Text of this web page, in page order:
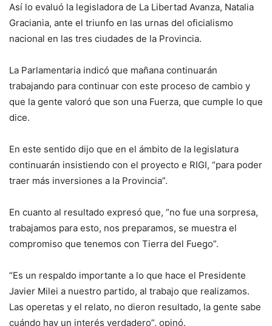
Así lo evaluó la legisladora de La Libertad Avanza, Natalia
Graciania, ante el triunfo en las urnas del oficialismo
nacional en las tres ciudades de la Provincia.
La Parlamentaria indicó que mañana continuarán
trabajando para continuar con este proceso de cambio y
que la gente valoró que son una Fuerza, que cumple lo que
dice.
En este sentido dijo que en el ámbito de la legislatura
continuarán insistiendo con el proyecto e RIGI, “para poder
traer más inversiones a la Provincia”.
En cuanto al resultado expresó que, “no fue una sorpresa,
trabajamos para esto, nos preparamos, se muestra el
compromiso que tenemos con Tierra del Fuego”.
“Es un respaldo importante a lo que hace el Presidente
Javier Milei a nuestro partido, al trabajo que realizamos.
Las operetas y el relato, no dieron resultado, la gente sabe
cuándo hay un interés verdadero”, opinó.